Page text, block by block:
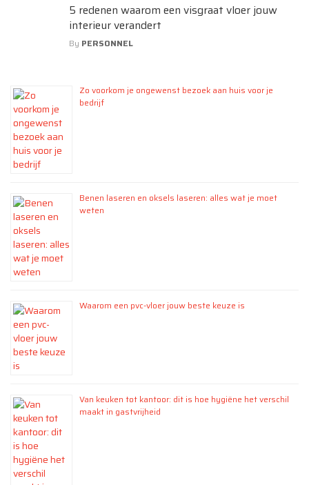
5 redenen waarom een visgraat vloer jouw
interieur verandert
By PERSONNEL
Zo voorkom je ongewenst bezoek aan huis voor je
bedrijf
Benen laseren en oksels laseren: alles wat je moet
weten
Waarom een pvc-vloer jouw beste keuze is
Van keuken tot kantoor: dit is hoe hygiëne het verschil
maakt in gastvrijheid